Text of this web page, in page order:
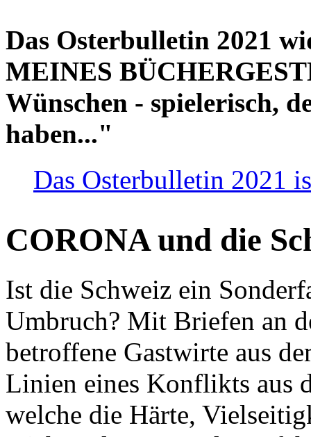
Das Osterbulletin 2021
MEINES
Wünschen - spielerisch,
haben..."
Das Osterbulletin 2021
CORONA und die
Ist die Schweiz ein
Umbruch? Mit Briefen an
betroffene Gastwirte aus
Linien eines Konflikts aus
welche die Härte,